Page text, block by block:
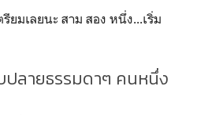
ยมเลยนะ สาม สอง หนึ่ง...เริ่ม
ลายธรรมดาๆ คนหนึ่ง